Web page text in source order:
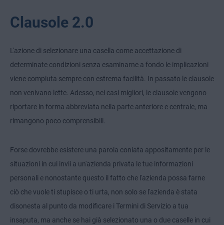
Clausole 2.0
L'azione di selezionare una casella come accettazione di
determinate condizioni senza esaminarne a fondo le implicazioni
viene compiuta sempre con estrema facilità. In passato le clausole
non venivano lette. Adesso, nei casi migliori, le clausole vengono
riportare in forma abbreviata nella parte anteriore e centrale, ma
rimangono poco comprensibili.
Forse dovrebbe esistere una parola coniata appositamente per le
situazioni in cui invii a un'azienda privata le tue informazioni
personali e nonostante questo il fatto che l'azienda possa farne
ciò che vuole ti stupisce o ti urta, non solo se l'azienda è stata
disonesta al punto da modificare i Termini di Servizio a tua
insaputa, ma anche se hai già selezionato una o due caselle in cui